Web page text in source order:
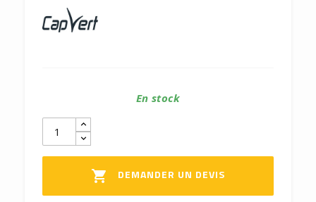
En stock
 DEMANDER UN DEVIS